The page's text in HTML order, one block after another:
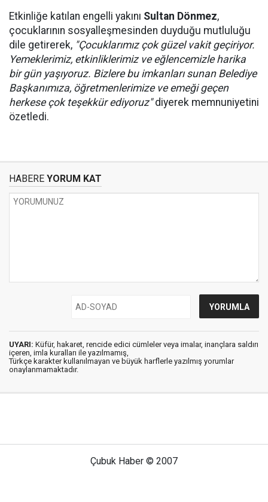
Etkinliğe katılan engelli yakını Sultan Dönmez,
çocuklarının sosyalleşmesinden duyduğu mutluluğu
dile getirerek, "Çocuklarımız çok güzel vakit geçiriyor.
Yemeklerimiz, etkinliklerimiz ve eğlencemizle harika
bir gün yaşıyoruz. Bizlere bu imkanları sunan Belediye
Başkanımıza, öğretmenlerimize ve emeği geçen
herkese çok teşekkür ediyoruz"diyerek memnuniyetini
özetledi.
HABERE YORUM KAT
UYARI: Küfür, hakaret, rencide edici cümleler veya imalar, inançlara saldırı
içeren, imla kuralları ile yazılmamış,
Türkçe karakter kullanılmayan ve büyük harflerle yazılmış yorumlar
onaylanmamaktadır.
Çubuk Haber © 2007